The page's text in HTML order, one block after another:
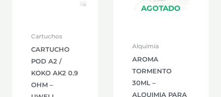
Cartuchos
CARTUCHO
POD A2 /
KOKO AK2 0.9
OHM –
AGOTADO
Alquimia
AROMA
TORMENTO
30ML –
ALQUIMIA PARA